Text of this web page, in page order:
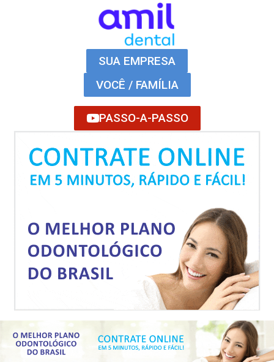
SUA EMPRESA
VOCÊ / FAMÍLIA
PASSO-A-PASSO